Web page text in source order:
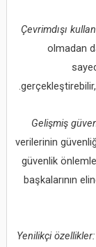
Çevrimdışı
olmadan
Gelişmiş
verilerinin
güvenlik
başkalarının
Yenilikçi özellikler: